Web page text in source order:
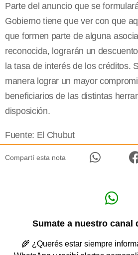
Parte del anuncio que se
Gobierno tiene que ver con que
que formen parte de alguna
reconocida, lograrán un
la tasa de interés de los créditos.
manera lograr un mayor
beneficiarios de las distintas
disposición.
Fuente: El Chubut
Compartí esta nota
Sumate a nuestro canal
🌾 ¿Querés estar siempre